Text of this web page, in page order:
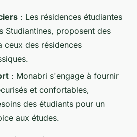
: Les résidences étudiantes
Studiantines, proposent des
ceux des résidences
: Monabri s'engage à fournir
et confortables,
des étudiants pour un
aux études.